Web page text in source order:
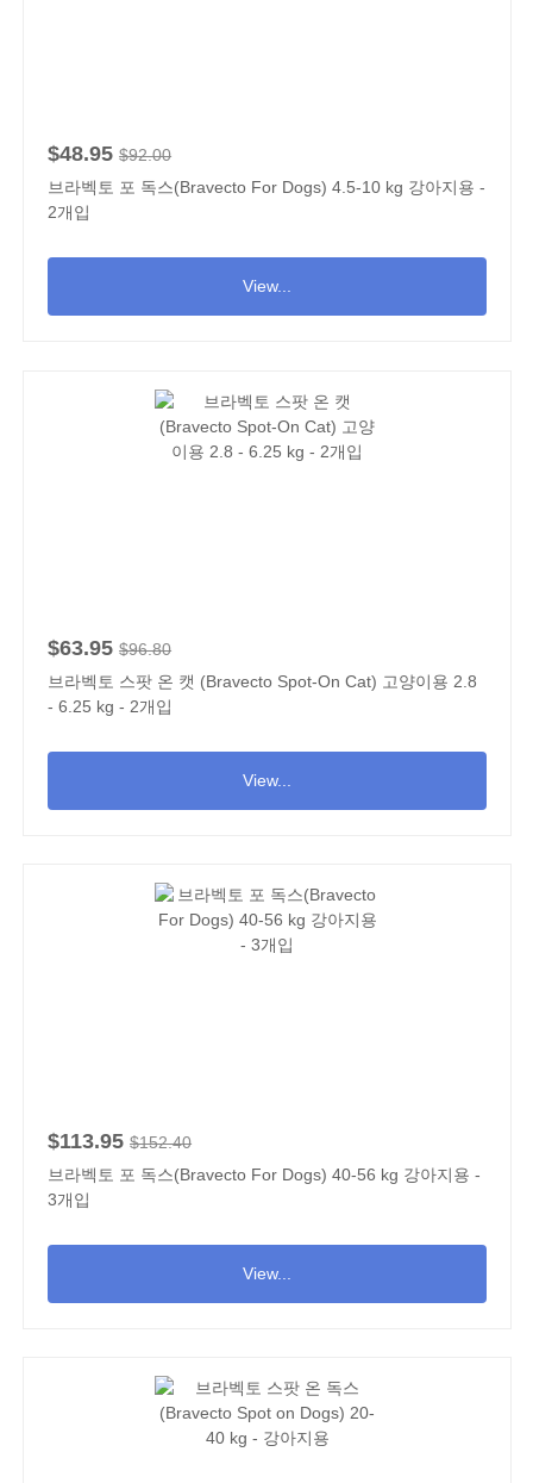
$48.95 $92.00
브라벡토 포 독스(Bravecto For Dogs) 4.5-10 kg 강아지용 -
2개입
View...
$63.95 $96.80
브라벡토 스팟 온 캣 (Bravecto Spot-On Cat) 고양이용 2.8
- 6.25 kg - 2개입
View...
$113.95 $152.40
브라벡토 포 독스(Bravecto For Dogs) 40-56 kg 강아지용 -
3개입
View...